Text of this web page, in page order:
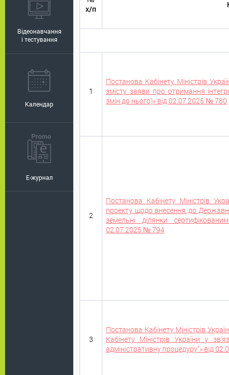
Відеонавчання
і тестування
Календар
E-журнал
х/п
1
Постанова Кабінету Міністрів
змісту заяви про отримання
змін до нього)» від 02.07.2025 № 780
2
Постанова Кабінету Міністрів
проекту щодо внесення до
земельні ділянки
02.07.2025 № 794
3
Постанова Кабінету Міністрів
Кабінету Міністрів України у
адміністративну процедуру"» від